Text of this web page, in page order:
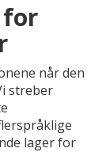
for
når den
streber
lager for